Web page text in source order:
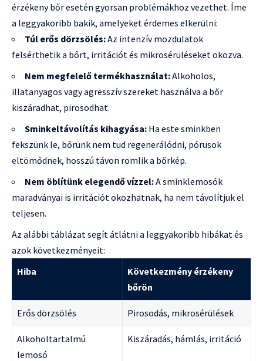
érzékeny bőr esetén gyorsan problémákhoz vezethet. Íme
a leggyakoribb bakik, amelyeket érdemes elkerülni:
Túl erős dörzsölés:Az intenzív mozdulatok
felsérthetik a bőrt, irritációt és mikrosérüléseket okozva.
Nem megfelelő termékhasználat:Alkoholos,
illatanyagos vagy agresszív szereket használva a bőr
kiszáradhat, pirosodhat.
Sminkeltávolítás kihagyása: Ha este sminkben
fekszünk le, bőrünk nem tud regenerálódni, pórusok
eltömődnek, hosszú távon romlik a bőrkép.
Nem öblítünk elegendő vízzel:A sminklemosók
maradványai is irritációt okozhatnak, ha nem távolítjuk el
teljesen.
Az alábbi táblázat segít átlátni a leggyakoribb hibákat és
azok következményeit:
Hiba
Következmény érzékeny
bőrön
Erős dörzsölés Pirosodás, mikrosérülések
Alkoholtartalmú
lemosó
Kiszáradás, hámlás, irritáció